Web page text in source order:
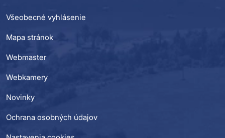
Všeobecné vyhlásenie
Mapa stránok
Webmaster
Webkamery
Novinky
Ochrana osobných údajov